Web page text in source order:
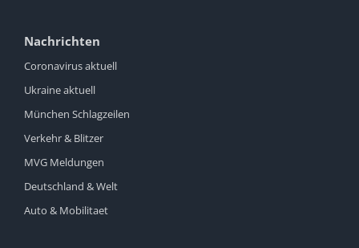
Nachrichten
Coronavirus aktuell
Ukraine aktuell
München Schlagzeilen
Verkehr & Blitzer
MVG Meldungen
Deutschland & Welt
Auto & Mobilitaet